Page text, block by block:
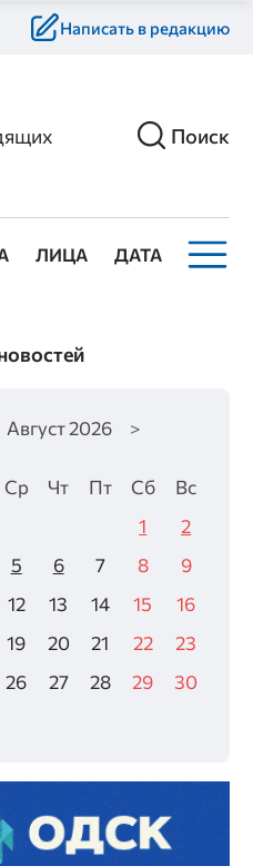
Написать в редакцию
Поиск
ЛИЦА ДАТА
Август2026 >
Ср Чт Пт Сб
Вс
1
2
5 6 7 8
9
12 13 14 15
16
19 20 21 22
23
26 27 28 29
30